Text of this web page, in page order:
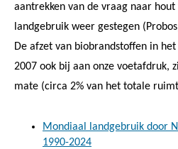
aantrekken van de vraag naar
landgebruik weer gestegen
De afzet van biobrandstoffen in
2007 ook bij aan onze voetafdruk,
mate (circa 2% van het totale
Mondiaal landgebruik door
1990-2024